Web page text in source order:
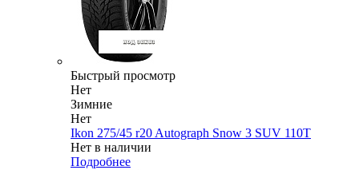
Быстрый просмотр
Нет
Зимние
Нет
Ikon 275/45 r20 Autograph Snow 3 SUV 110T
Нет в наличии
Подробнее